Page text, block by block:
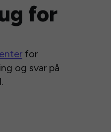
for
for
og svar på